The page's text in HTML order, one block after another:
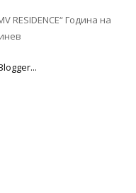
RESIDENCE“ Година на